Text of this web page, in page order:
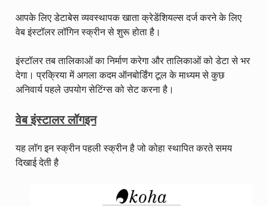
आपके लिए डेटाबेस व्यवस्थापक खाता क्रेडेंशियल्स दर्ज करने के लिए
वेब इंस्टॉलर लॉगिन स्क्रीन से शुरू होता है।
इंस्टॉलर तब तालिकाओं का निर्माण करेगा और तालिकाओं को डेटा से भर
देगा। प्रक्रिया में अगला कदम ऑनबोर्डिंग टूल के माध्यम से कुछ
अनिवार्य पहले उपयोग सेटिंग्स को सेट करना है।
वेब इंस्टालर लॉगइन
यह लॉग इन स्क्रीन पहली स्क्रीन है जो कोहा स्थापित करते समय
दिखाई देती है